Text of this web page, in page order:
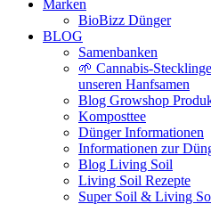
Marken
BioBizz Dünger
BLOG
Samenbanken
🌱 Cannabis-
unseren Hanfsamen
Blog Growshop
Komposttee
Dünger Informationen
Informationen zur
Blog Living Soil
Living Soil Rezepte
Super Soil & Living